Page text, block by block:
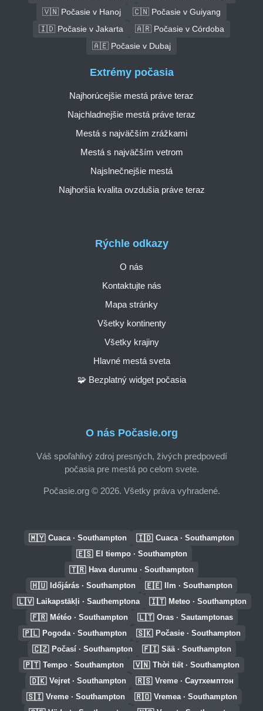
🇻🇳 Počasie v Hanoj
🇨🇳 Počasie v Guiyang
🇮🇩 Počasie v Jakarta
🇦🇷 Počasie v Córdoba
🇦🇪 Počasie v Dubaj
O nás Počasie.org
Váš spoľahlivý zdroj presných, živých predpovedí
počasia pre mestá po celom svete.
Počasie.org © 2026. Všetky práva vyhradené.
Rýchle odkazy
O nás
Kontaktujte nás
Mapa stránky
Všetky kontinenty
Všetky krajiny
Hlavné mestá sveta
🧩 Bezplatný widget počasia
Extrémy počasia
Najhorúcejšie mestá práve teraz
Najchladnejšie mestá práve teraz
Mestá s najväčším zrážkami
Mestá s najväčším vetrom
Najslnečnejšie mestá
Najhoršia kvalita ovzdušia práve teraz
🇲🇾 Cuaca · Southampton 🇮🇩 Cuaca · Southampton
🇪🇸 El tiempo · Southampton
🇹🇷 Hava durumu · Southampton
🇭🇺 Időjárás · Southampton 🇪🇪 Ilm · Southampton
🇱🇻 Laikapstākļi · Sauthemptona 🇮🇹 Meteo · Southampton
🇫🇷 Météo · Southampton 🇱🇹 Oras · Sautamptonas
🇵🇱 Pogoda · Southampton 🇸🇰 Počasie · Southampton
🇨🇿 Počasí · Southampton 🇫🇮 Sää · Southampton
🇵🇹 Tempo · Southampton 🇻🇳 Thời tiết · Southampton
🇩🇰 Vejret · Southampton 🇷🇸 Vreme · Саутхемптон
🇸🇮 Vreme · Southampton 🇷🇴 Vremea · Southampton